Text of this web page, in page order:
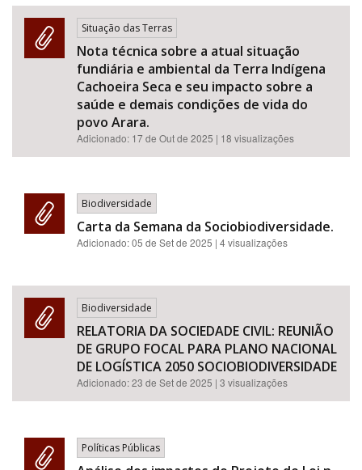
Situação das Terras
Nota técnica sobre a atual situação
fundiária e ambiental da Terra Indígena
Cachoeira Seca e seu impacto sobre a
saúde e demais condições de vida do
povo Arara.
Adicionado: 17 de Out de 2025 | 18 visualizações
Biodiversidade
Carta da Semana da Sociobiodiversidade.
Adicionado:05 de Set de 2025 | 4 visualizações
Biodiversidade
RELATORIA DA SOCIEDADE CIVIL: REUNIÃO
DE GRUPO FOCAL PARA PLANO NACIONAL
DE LOGÍSTICA 2050 SOCIOBIODIVERSIDADE
Adicionado:23 de Set de 2025 | 3 visualizações
Políticas Públicas